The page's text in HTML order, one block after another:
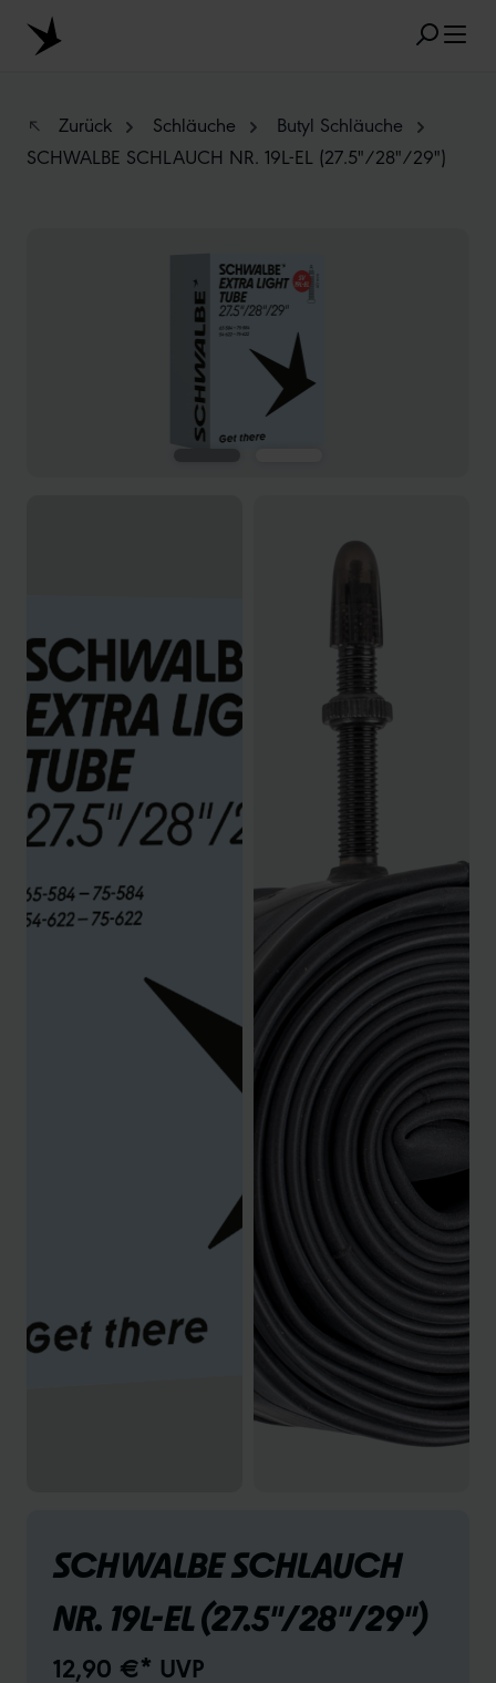
Zum Hauptinhalt springen
RECYCLING
GRÖSSENBEZEICHNUNG
ALBERT
Zurück Schläuche
Butyl Schläuche
SCHWALBE SCHLAUCH NR. 19L-EL (27.5"/28"/29")
SCHWALBE SCHLAUCH
NR. 19L-EL (27.5"/28"/29")
12,90 €* UVP